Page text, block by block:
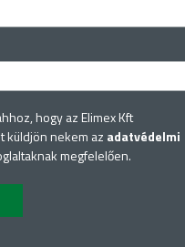
hogy az Elimex Kft
küldjön nekem az adatvédelmi
megfelelően.